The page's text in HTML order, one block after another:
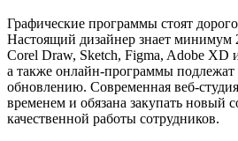
Графические программы стоят
Настоящий дизайнер знает минимум
Corel Draw, Sketch, Figma, Adobe
а также онлайн-программы подлежат
обновлению. Современная веб-
временем и обязана закупать новый
качественной работы сотрудников.